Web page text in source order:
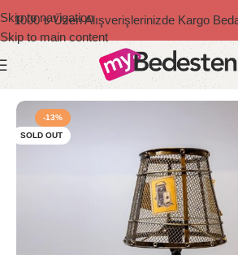
Skip to navigation
Skip to main content
1000 ₺ Üzeri Alışverişlerinizde Kargo
Ana Sayfa Dekoratif Ürünler / Retro
-13%
SOLD OUT